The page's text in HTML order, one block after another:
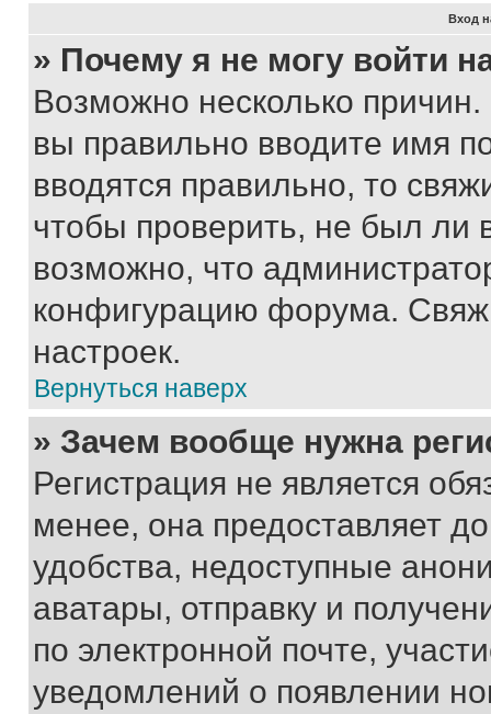
Вход
» Почему я не могу войти
Возможно несколько
вы правильно вводите имя
вводятся правильно, то
чтобы проверить, не был ли
возможно, что
конфигурацию форума.
настроек.
Вернуться наверх
» Зачем вообще нужна
Регистрация не является
менее, она предоставляет
удобства, недоступные
аватары, отправку и
по электронной почте,
уведомлений о появлении